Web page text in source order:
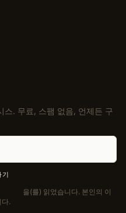
스. 무료, 스팸 없음, 언제든 구
기
을(를) 읽었습니다. 본인의 이
다.